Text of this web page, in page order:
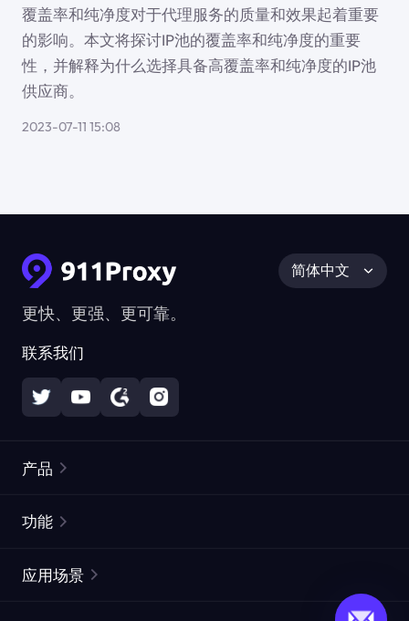
覆盖率和纯净度对于代理服务的质量和效果起着重要
的影响。本文将探讨IP池的覆盖率和纯净度的重要
性，并解释为什么选择具备高覆盖率和纯净度的IP池
供应商。
2023-07-11 15:08
更快、更强、更可靠。
联系我们
简体中文
产品
静态住宅代理
功能
应用场景